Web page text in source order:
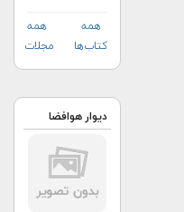
همه
کتاب‌ها
همه
مجلات
دیوار هوافضا